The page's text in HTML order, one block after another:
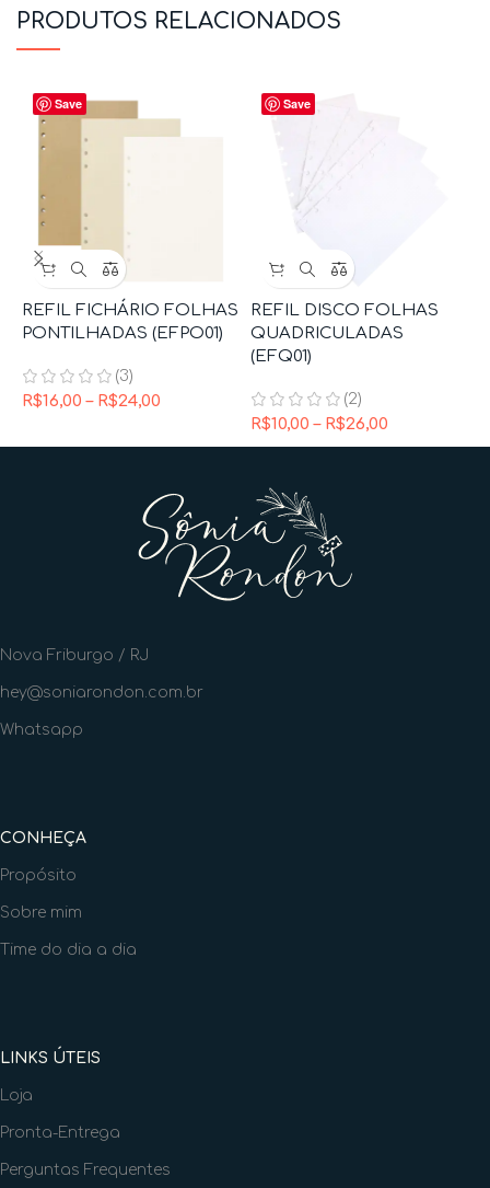
PRODUTOS RELACIONADOS
Save
REFIL FICHÁRIO FOLHAS
PONTILHADAS (EFPO01)
(3)
R$16,00 – R$24,00
Save
REFIL DISCO FOLHAS
QUADRICULADAS
(EFQ01)
(2)
R$10,00 – R$26,00
Nova Friburgo / RJ
hey@soniarondon.com.br
Whatsapp
CONHEÇA
Propósito
Sobre mim
Time do dia a dia
LINKS ÚTEIS
Loja
Pronta-Entrega
Perguntas Frequentes